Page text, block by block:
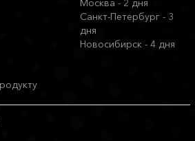
Москва - 2 дня
Санкт-Петербург - 3
дня
Новосибирск - 4 дня